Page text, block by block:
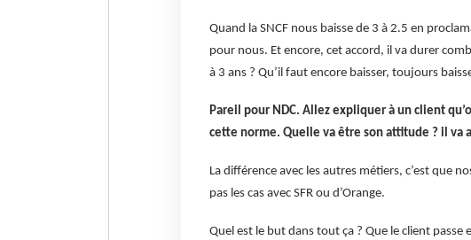
Quand la SNCF nous baisse de 3 à 2.5 en
pour nous. Et encore, cet accord, il va durer
à 3 ans ? Qu’il faut encore baisser, toujours
Pareil pour NDC. Allez expliquer à un client
cette norme. Quelle va être son attitude ? il
La différence avec les autres métiers, c’est que
pas les cas avec SFR ou d’Orange.
Quel est le but dans tout ça ? Que le client